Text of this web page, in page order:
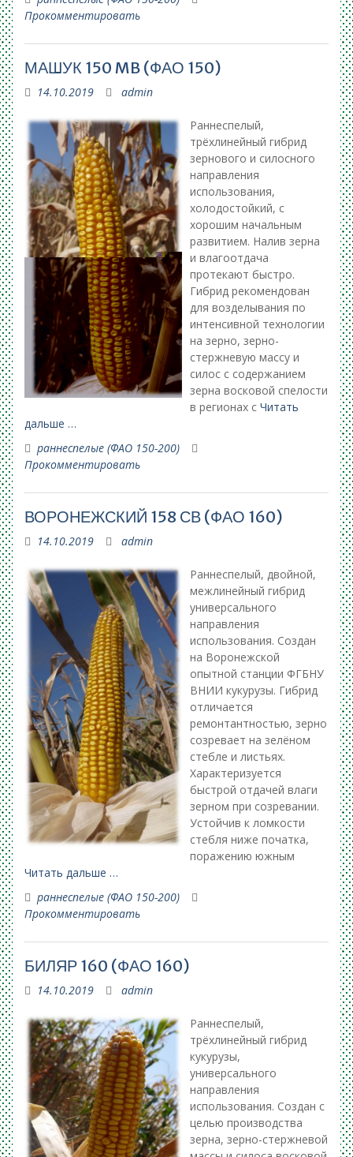
Прокомментировать
МАШУК 150 MB (ФАО 150)
14.10.2019 admin
Раннеспелый,
трёхлинейный гибрид
зернового и силосного
направления
использования,
холодостойкий, с
хорошим начальным
развитием. Налив зерна
и влагоотдача
протекают быстро.
Гибрид рекомендован
для возделывания по
интенсивной технологии
на зерно, зерно-
стержневую массу и
силос с содержанием
зерна восковой спелости
в регионах с Читать
дальше …
раннеспелые (ФАО 150-200)
Прокомментировать
ВОРОНЕЖСКИЙ 158 СВ (ФАО 160)
14.10.2019 admin
Раннеспелый, двойной,
межлинейный гибрид
универсального
направления
использования. Создан
на Воронежской
опытной станции ФГБНУ
ВНИИ кукурузы. Гибрид
отличается
ремонтантностью, зерно
созревает на зелёном
стебле и листьях.
Характеризуется
быстрой отдачей влаги
зерном при созревании.
Устойчив к ломкости
стебля ниже початка,
поражению южным
Читать дальше …
раннеспелые (ФАО 150-200)
Прокомментировать
БИЛЯР 160 (ФАО 160)
14.10.2019 admin
Раннеспелый,
трёхлинейный гибрид
кукурузы,
универсального
направления
использования. Создан с
целью производства
зерна, зерно-стержневой